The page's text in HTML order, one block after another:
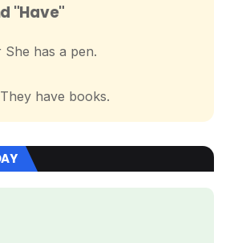
"Have"
has a pen.
have books.